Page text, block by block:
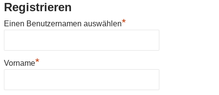
Registrieren
Einen Benutzernamen auswählen*
Vorname*